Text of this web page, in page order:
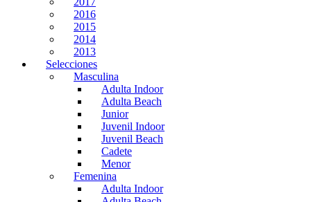
2016
2015
2014
2013
Selecciones
Masculina
Adulta Indoor
Adulta Beach
Junior
Juvenil Indoor
Juvenil Beach
Cadete
Menor
Femenina
Adulta Indoor